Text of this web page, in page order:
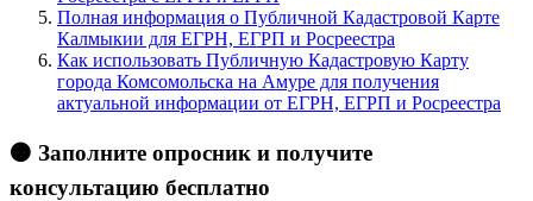
Полная информация о Публичной Кадастровой Карте
Калмыкии для ЕГРН, ЕГРП и Росреестра
Как использовать Публичную Кадастровую Карту
города Комсомольска на Амуре для получения
актуальной информации от ЕГРН, ЕГРП и Росреестра
🟠 Заполните опросник и получите
консультацию бесплатно